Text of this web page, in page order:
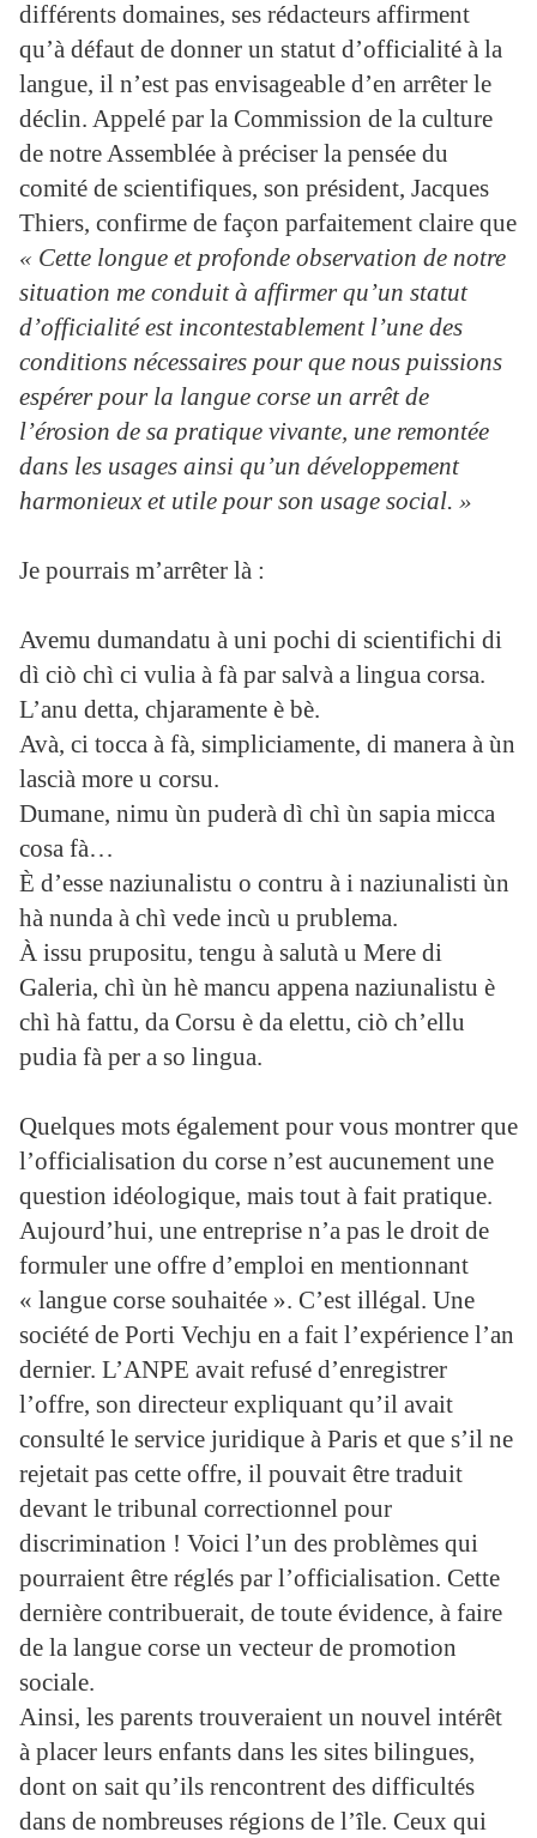
différents domaines, ses rédacteurs affirment
qu’à défaut de donner un statut d’officialité à la
langue, il n’est pas envisageable d’en arrêter le
déclin. Appelé par la Commission de la culture
de notre Assemblée à préciser la pensée du
comité de scientifiques, son président, Jacques
Thiers, confirme de façon parfaitement claire que
« Cette longue et profonde observation de notre
situation me conduit à affirmer qu’un statut
d’officialité est incontestablement l’une des
conditions nécessaires pour que nous puissions
espérer pour la langue corse un arrêt de
l’érosion de sa pratique vivante, une remontée
dans les usages ainsi qu’un développement
harmonieux et utile pour son usage social. »
Je pourrais m’arrêter là :
Avemu dumandatu à uni pochi di scientifichi di
dì ciò chì ci vulia à fà par salvà a lingua corsa.
L’anu detta, chjaramente è bè.
Avà, ci tocca à fà, simpliciamente, di manera à ùn
lascià more u corsu.
Dumane, nimu ùn puderà dì chì ùn sapia micca
cosa fà…
È d’esse naziunalistu o contru à i naziunalisti ùn
hà nunda à chì vede incù u prublema.
À issu prupositu, tengu à salutà u Mere di
Galeria, chì ùn hè mancu appena naziunalistu è
chì hà fattu, da Corsu è da elettu, ciò ch’ellu
pudia fà per a so lingua.
Quelques mots également pour vous montrer que
l’officialisation du corse n’est aucunement une
question idéologique, mais tout à fait pratique.
Aujourd’hui, une entreprise n’a pas le droit de
formuler une offre d’emploi en mentionnant
« langue corse souhaitée ». C’est illégal. Une
société de Porti Vechju en a fait l’expérience l’an
dernier. L’ANPE avait refusé d’enregistrer
l’offre, son directeur expliquant qu’il avait
consulté le service juridique à Paris et que s’il ne
rejetait pas cette offre, il pouvait être traduit
devant le tribunal correctionnel pour
discrimination ! Voici l’un des problèmes qui
pourraient être réglés par l’officialisation. Cette
dernière contribuerait, de toute évidence, à faire
de la langue corse un vecteur de promotion
sociale.
Ainsi, les parents trouveraient un nouvel intérêt
à placer leurs enfants dans les sites bilingues,
dont on sait qu’ils rencontrent des difficultés
dans de nombreuses régions de l’île. Ceux qui